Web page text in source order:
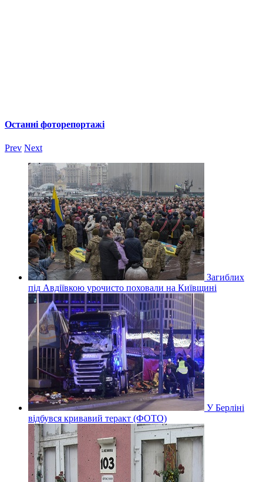
Останні фоторепортажі
Prev Next
Загиблих
під Авдіївкою урочисто поховали на Київщині
У Берліні
відбувся кривавий теракт (ФОТО)